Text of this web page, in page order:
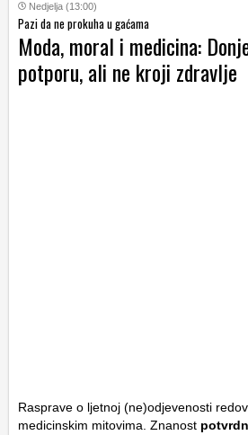
Nedjelja (13:00)
Pazi da ne prokuha u gaćama
Moda, moral i medicina:
potporu, ali ne kroji zdravlje
Rasprave o ljetnoj (ne)odjevenosti
medicinskim mitovima. Znanost